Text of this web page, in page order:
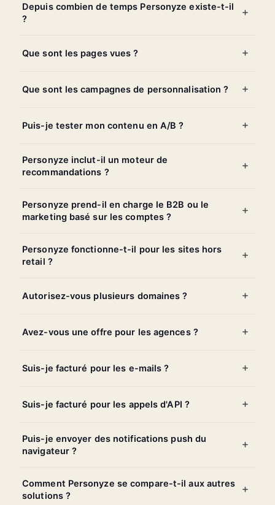
Depuis combien de temps Personyze existe-t-il
?
Que sont les pages vues ?
Que sont les campagnes de personnalisation ?
Puis-je tester mon contenu en A/B ?
Personyze inclut-il un moteur de
recommandations ?
Personyze prend-il en charge le B2B ou le
marketing basé sur les comptes ?
Personyze fonctionne-t-il pour les sites hors
retail ?
Autorisez-vous plusieurs domaines ?
Avez-vous une offre pour les agences ?
Suis-je facturé pour les e-mails ?
Suis-je facturé pour les appels d'API ?
Puis-je envoyer des notifications push du
navigateur ?
Comment Personyze se compare-t-il aux autres
solutions ?